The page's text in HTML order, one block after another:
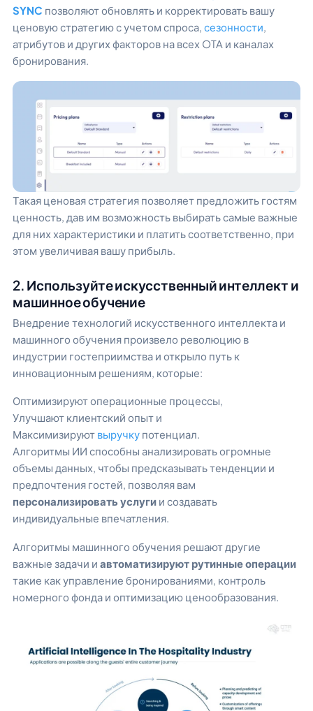
SYNC позволяют обновлять и корректировать вашу
ценовую стратегию с учетом спроса, сезонности,
атрибутов и других факторов на всех OTA и каналах
бронирования.
Такая ценовая стратегия позволяет предложить гостям
ценность, дав им возможность выбирать самые важные
для них характеристики и платить соответственно, при
этом увеличивая вашу прибыль.
2. Используйте искусственный интеллект и
машинное обучение
Внедрение технологий искусственного интеллекта и
машинного обучения произвело революцию в
индустрии гостеприимства и открыло путь к
инновационным решениям, которые:
Оптимизируют операционные процессы,
Улучшают клиентский опыт и
Максимизируют выручку потенциал.
Алгоритмы ИИ способны анализировать огромные
объемы данных, чтобы предсказывать тенденции и
предпочтения гостей, позволяя вам
персонализировать услуги и создавать
индивидуальные впечатления.
Алгоритмы машинного обучения решают другие
важные задачи и автоматизируют рутинные операции
такие как управление бронированиями, контроль
номерного фонда и оптимизацию ценообразования.